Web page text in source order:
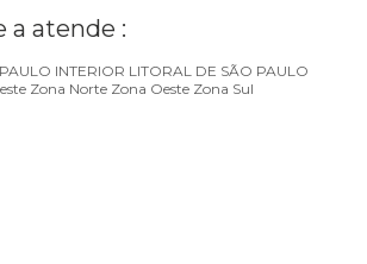
a atende :
INTERIOR LITORAL DE SÃO PAULO
Zona Norte Zona Oeste Zona Sul